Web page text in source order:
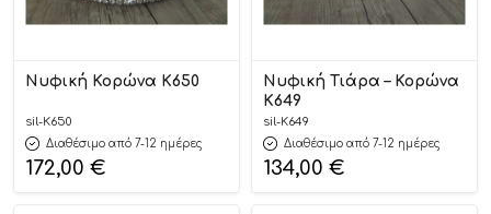
Νυφική Κορώνα Κ650
sil-K650
Διαθέσιμο από 7-12 ημέρες
172,00 €
Νυφική Τιάρα – Κορώνα
Κ649
sil-K649
Διαθέσιμο από 7-12 ημέρες
134,00 €